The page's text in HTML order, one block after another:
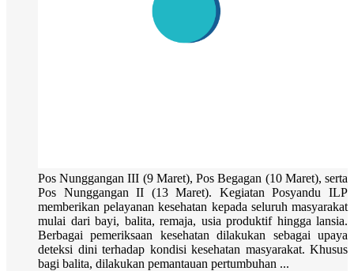
Pos Nunggangan III (9 Maret), Pos Begagan (10 Maret), serta
Pos Nunggangan II (13 Maret). Kegiatan Posyandu ILP
memberikan pelayanan kesehatan kepada seluruh masyarakat
mulai dari bayi, balita, remaja, usia produktif hingga lansia.
Berbagai pemeriksaan kesehatan dilakukan sebagai upaya
deteksi dini terhadap kondisi kesehatan masyarakat. Khusus
bagi balita, dilakukan pemantauan pertumbuhan ...